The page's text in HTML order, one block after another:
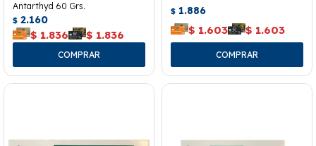
Antarthyd 60 Grs.
$ 2.160
$ 1.836 $ 1.836
$ 1.886
$ 1.603 $ 1.603